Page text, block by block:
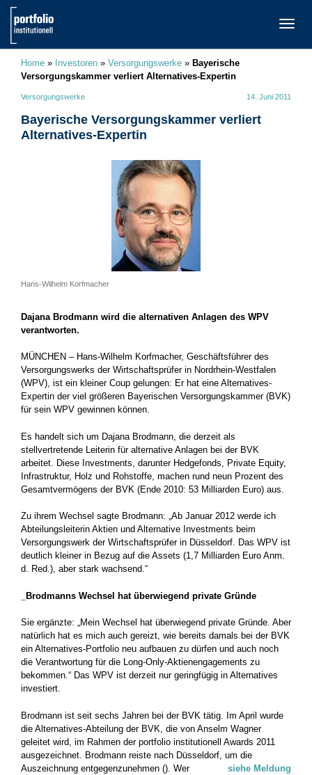
Home » Investoren » Versorgungswerke » Bayerische
Versorgungskammer verliert Alternatives-Expertin
Versorgungswerke 14. Juni 2011
Bayerische Versorgungskammer verliert
Alternatives-Expertin
Hans-Wilhelm Korfmacher
Dajana Brodmann wird die alternativen Anlagen des WPV
verantworten.
MÜNCHEN – Hans-Wilhelm Korfmacher, Geschäftsführer des
Versorgungswerks der Wirtschaftsprüfer in Nordrhein-Westfalen
(WPV), ist ein kleiner Coup gelungen: Er hat eine Alternatives-
Expertin der viel größeren Bayerischen Versorgungskammer (BVK)
für sein WPV gewinnen können.
Es handelt sich um Dajana Brodmann, die derzeit als
stellvertretende Leiterin für alternative Anlagen bei der BVK
arbeitet. Diese Investments, darunter Hedgefonds, Private Equity,
Infrastruktur, Holz und Rohstoffe, machen rund neun Prozent des
Gesamtvermögens der BVK (Ende 2010: 53 Milliarden Euro) aus.
Zu ihrem Wechsel sagte Brodmann: „Ab Januar 2012 werde ich
Abteilungsleiterin Aktien und Alternative Investments beim
Versorgungswerk der Wirtschaftsprüfer in Düsseldorf. Das WPV ist
deutlich kleiner in Bezug auf die Assets (1,7 Milliarden Euro Anm.
d. Red.), aber stark wachsend.“
_Brodmanns Wechsel hat überwiegend private Gründe
Sie ergänzte: „Mein Wechsel hat überwiegend private Gründe. Aber
natürlich hat es mich auch gereizt, wie bereits damals bei der BVK
ein Alternatives-Portfolio neu aufbauen zu dürfen und auch noch
die Verantwortung für die Long-Only-Aktienengagements zu
bekommen.“ Das WPV ist derzeit nur geringfügig in Alternatives
investiert.
Brodmann ist seit sechs Jahren bei der BVK tätig. Im April wurde
die Alternatives-Abteilung der BVK, die von Anselm Wagner
geleitet wird, im Rahmen der portfolio institutionell Awards 2011
ausgezeichnet. Brodmann reiste nach Düsseldorf, um die
Auszeichnung entgegenzunehmen (
siehe Meldung
). Wer